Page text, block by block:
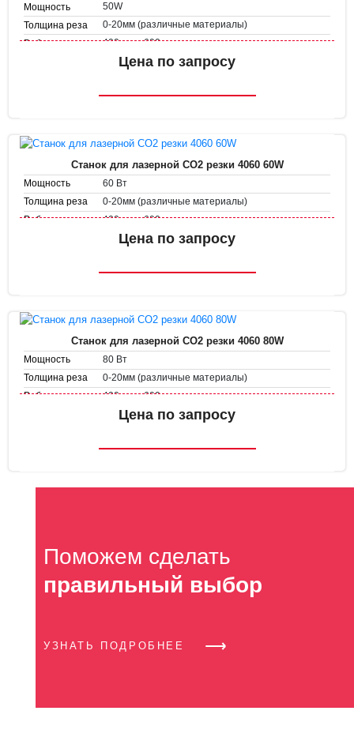
Мощность
50W
Толщина реза
0-20мм (различные материалы)
Рабочее поле
400 мм х 600 мм
1-500 мм/с
Цена по запросу
Станок для лазерной CO2 резки 4060 60W
Мощность
60 Вт
Толщина реза
0-20мм (различные материалы)
Рабочее поле
400 мм х 600 мм
1-500 мм/с
Цена по запросу
Станок для лазерной CO2 резки 4060 80W
Мощность
80 Вт
Толщина реза
0-20мм (различные материалы)
Рабочее поле
400 мм х 600 мм
1-500 мм/с
Цена по запросу
Поможем сделать
правильный выбор
УЗНАТЬ ПОДРОБНЕЕ